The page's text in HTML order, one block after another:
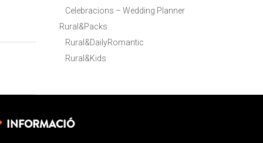
Celebracions – Wedding Planner
Rural&Packs
Rural&DailyRomantic
Rural&Kids
INFORMACIÓ